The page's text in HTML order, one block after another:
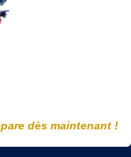
dès maintenant !